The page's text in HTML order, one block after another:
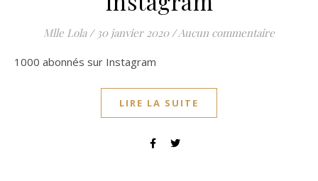
Mlle Lola / 30 janvier 2020 /Aucun commentaire
1000 abonnés sur Instagram
LIRE LA SUITE